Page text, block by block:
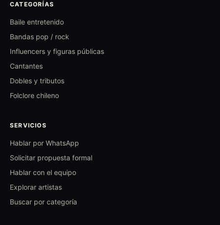
CATEGORÍAS
Baile entretenido
Bandas pop / rock
Influencers y figuras públicas
Cantantes
Dobles y tributos
Folclore chileno
SERVICIOS
Hablar por WhatsApp
Solicitar propuesta formal
Hablar con el equipo
Explorar artistas
Buscar por categoría